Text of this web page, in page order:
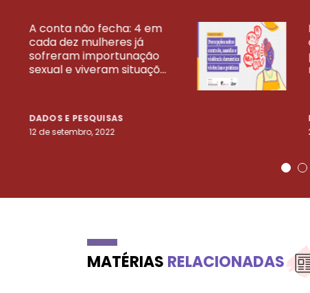
A conta não fecha: 4 em
cada dez mulheres já
sofreram importunação
sexual e viveram situaçõ...
DADOS E PESQUISAS
12 de setembro, 2022
VEJA MAIS
MATÉRIAS RELACIONADAS